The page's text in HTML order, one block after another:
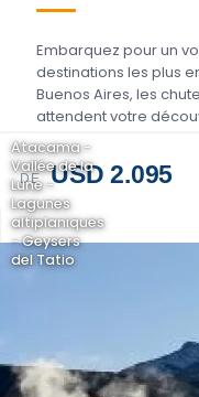
Embarquez pour un
destinations les plus
Buenos Aires, les
attendent votre
DE USD 2.095
Atacama -
Vallée de la
Lune -
Lagunes
altiplaniques
- Geysers
del Tatio